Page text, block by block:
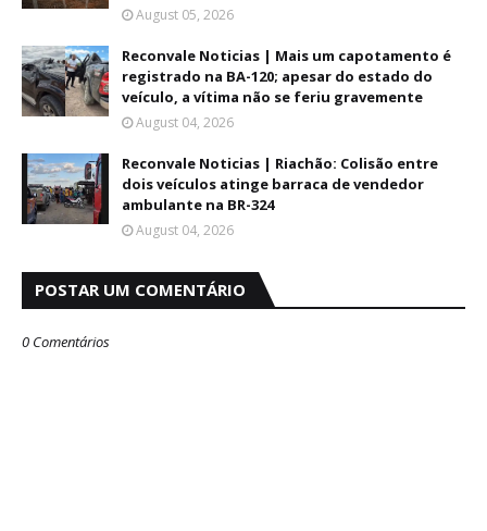
August 05, 2026
Reconvale Noticias | Mais um capotamento é
registrado na BA-120; apesar do estado do
veículo, a vítima não se feriu gravemente
August 04, 2026
Reconvale Noticias | Riachão: Colisão entre
dois veículos atinge barraca de vendedor
ambulante na BR-324
August 04, 2026
POSTAR UM COMENTÁRIO
0 Comentários